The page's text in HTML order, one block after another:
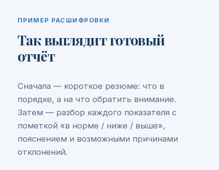
ПРИМЕР РАСШИФРОВКИ
Так выглядит готовый
отчёт
Сначала — короткое резюме: что в
порядке, а на что обратить внимание.
Затем — разбор каждого показателя с
пометкой «в норме / ниже / выше»,
пояснением и возможными причинами
отклонений.